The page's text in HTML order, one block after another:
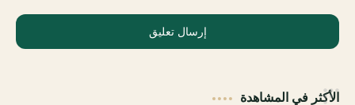
إرسال تعليق
الأكثر في المشاهدة